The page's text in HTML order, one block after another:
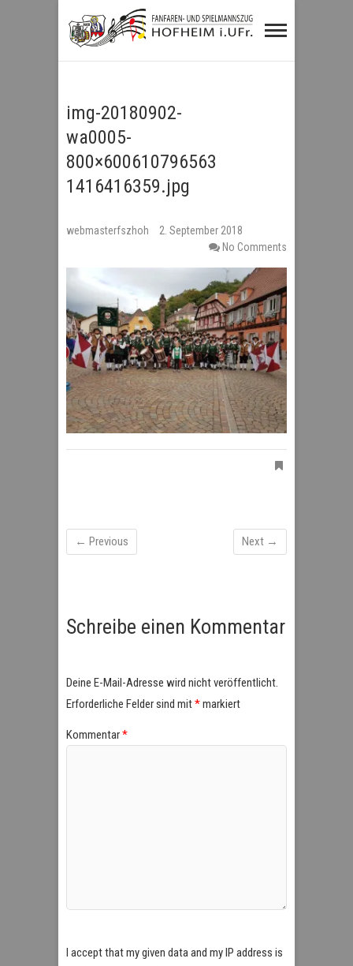
Fanfaren- und
Spielmannszug
img-20180902-
wa0005-
800×600610796563
1416416359.jpg
webmasterfszhoh
2. September 2018
No Comments
← Previous Next →
Schreibe einen Kommentar
Deine E-Mail-Adresse wird nicht veröffentlicht.
Erforderliche Felder sind mit*markiert
Kommentar*
I accept that my given data and my IP address is